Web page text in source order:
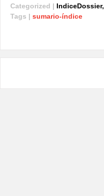
Categorized | IndiceDossier,
Tags | sumario-índice